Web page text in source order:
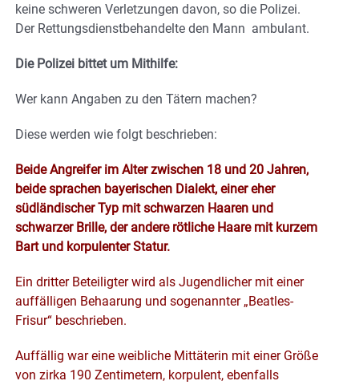
keine schweren Verletzungen davon, so die Polizei.
Der Rettungsdienstbehandelte den Mann ambulant.
Die Polizei bittet um Mithilfe:
Wer kann Angaben zu den Tätern machen?
Diese werden wie folgt beschrieben:
Beide Angreifer im Alter zwischen 18 und 20 Jahren,
beide sprachen bayerischen Dialekt, einer eher
südländischer Typ mit schwarzen Haaren und
schwarzer Brille, der andere rötliche Haare mit kurzem
Bart und korpulenter Statur.
Ein dritter Beteiligter wird als Jugendlicher mit einer
auffälligen Behaarung und sogenannter „Beatles-
Frisur“ beschrieben.
Auffällig war eine weibliche Mittäterin mit einer Größe
von zirka 190 Zentimetern, korpulent, ebenfalls